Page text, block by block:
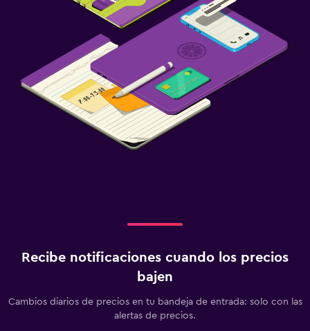
Recibe notificaciones cuando los precios
bajen
Cambios diarios de precios en tu bandeja de entrada: solo con las
alertas de precios.